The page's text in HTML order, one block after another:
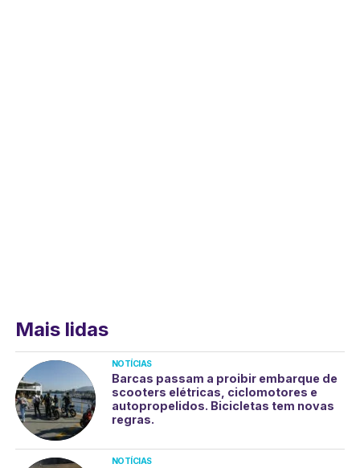
Mais lidas
NOTÍCIAS
Barcas passam a proibir embarque de
scooters elétricas, ciclomotores e
autopropelidos. Bicicletas tem novas
regras.
NOTÍCIAS